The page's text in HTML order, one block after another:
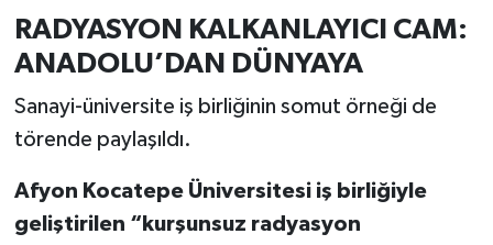
RADYASYON KALKANLAYICI CAM:
ANADOLU’DAN DÜNYAYA
Sanayi-üniversite iş birliğinin somut örneği de
törende paylaşıldı.
Afyon Kocatepe Üniversitesi iş birliğiyle
geliştirilen “kurşunsuz radyasyon